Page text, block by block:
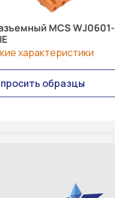
MCS WJ0601-
характеристики
образцы